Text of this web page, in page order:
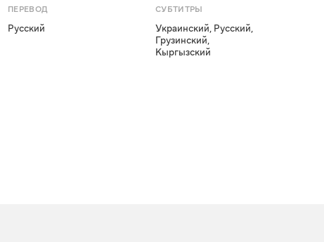
ПЕРЕВОД
Русский
СУБТИТРЫ
Украинский, Русский,
Грузинский,
Кыргызский